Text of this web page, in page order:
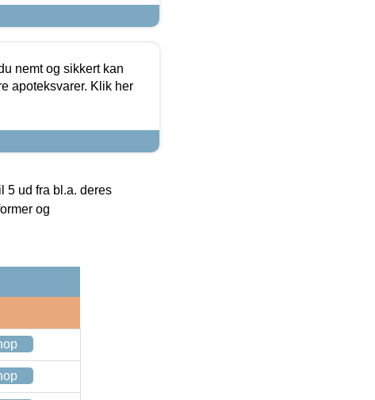
nemt og sikkert kan
apoteksvarer. Klik her
5 ud fra bl.a. deres
og